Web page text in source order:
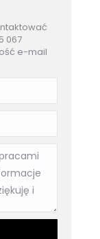
067
e-mail